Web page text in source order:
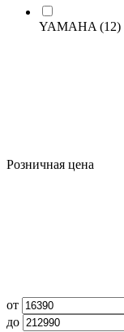
YAMAHA (12)
Розничная цена
от
до